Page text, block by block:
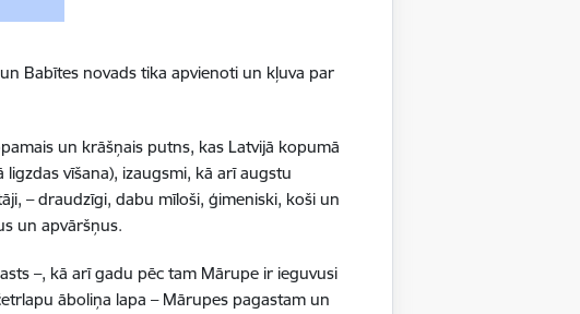
Babītes novads tika apvienoti un kļuva par
un krāšņais putns, kas Latvijā kopumā
vīšana), izaugsmi, kā arī augstu
– draudzīgi, dabu mīloši, ģimeniski, koši un
un apvāršņus.
–, kā arī gadu pēc tam Mārupe ir ieguvusi
āboliņa lapa – Mārupes pagastam un
speciālās pirmsskolas izglītības programmu
- 01015611).
2 līdz 7 gadu vecumam, kopā izglītības iestādē
guļamistabām, liela sporta zāle, plašs
labiekārtoti kabineti atbalsta personālam -
rotaļu laukumu. Ēkas kopējā platība–